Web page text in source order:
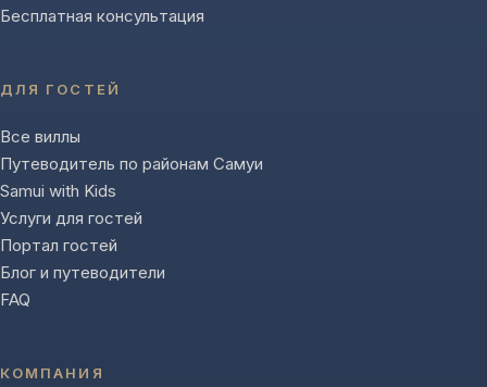
Бесплатная консультация
ДЛЯ ГОСТЕЙ
Все виллы
Путеводитель по районам Самуи
Samui with Kids
Услуги для гостей
Портал гостей
Блог и путеводители
FAQ
КОМПАНИЯ